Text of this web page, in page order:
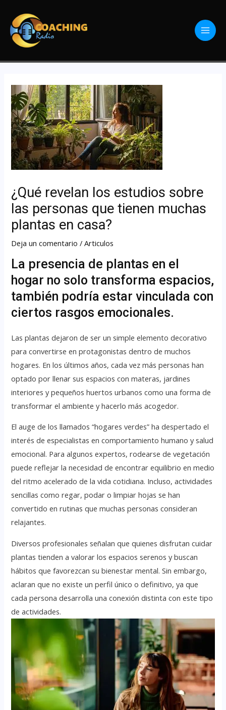
¿Qué revelan los estudios sobre
las personas que tienen muchas
plantas en casa?
Deja un comentario /Articulos
La presencia de plantas en el
hogar no solo transforma espacios,
también podría estar vinculada con
ciertos rasgos emocionales.
Las plantas dejaron de ser un simple elemento decorativo
para convertirse en protagonistas dentro de muchos
hogares. En los últimos años, cada vez más personas han
optado por llenar sus espacios con materas, jardines
interiores y pequeños huertos urbanos como una forma de
transformar el ambiente y hacerlo más acogedor.
El auge de los llamados “hogares verdes” ha despertado el
interés de especialistas en comportamiento humano y salud
emocional. Para algunos expertos, rodearse de vegetación
puede reflejar la necesidad de encontrar equilibrio en medio
del ritmo acelerado de la vida cotidiana. Incluso, actividades
sencillas como regar, podar o limpiar hojas se han
convertido en rutinas que muchas personas consideran
relajantes.
Diversos profesionales señalan que quienes disfrutan cuidar
plantas tienden a valorar los espacios serenos y buscan
hábitos que favorezcan su bienestar mental. Sin embargo,
aclaran que no existe un perfil único o definitivo, ya que
cada persona desarrolla una conexión distinta con este tipo
de actividades.